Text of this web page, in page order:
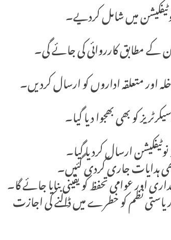
میں شامل کردیے۔
کے مطابق کارروائی کی جائے گی۔
اور متعلقہ اداروں کو ارسال کردیں۔
کو بھی بھجوا دیا گیا۔
ارسال کردیا گیا۔
بھی ہدایات جاری کردی گئیں۔
اور عوامی تحفظ کو یقینی بنایا جائے گا۔
نظم کو خطرے میں ڈالنے کی اجازت